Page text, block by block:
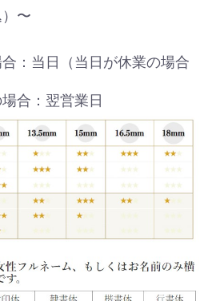
〜
：当日（当日が休業の場合
合：翌営業日